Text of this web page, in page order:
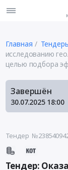
Главная
исследованию
целью подбора
Завершён
30.07.2025 18:00
Тендер
Тендер: